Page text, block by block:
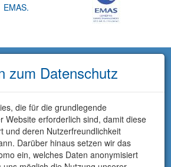
EMAS.
zum Datenschutz
die für die grundlegende
Website erforderlich sind, damit diese
und deren Nutzerfreundlichkeit
Darüber hinaus setzen wir das
ein, welches Daten anonymisiert